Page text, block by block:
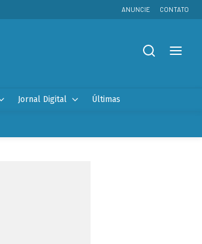
ANUNCIE CONTATO
Jornal Digital Últimas